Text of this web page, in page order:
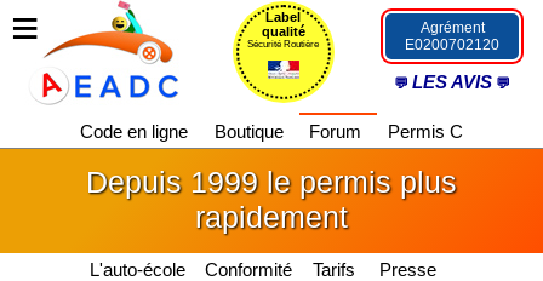
Label
qualité
Sécurité Routière
Agrément
E0200702120
LES AVIS
Code en ligne Boutique Forum Permis C
Depuis 1999 le permis plus
rapidement
L'auto-école Conformité Tarifs Presse